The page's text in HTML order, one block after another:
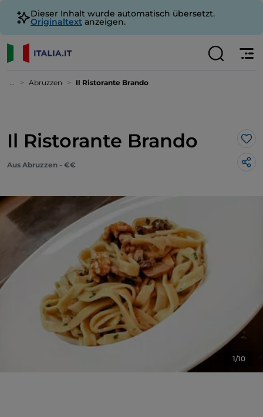
Dieser Inhalt wurde automatisch übersetzt.
Originaltext anzeigen.
... Abruzzen Il Ristorante Brando
Il Ristorante Brando
Aus Abruzzen - €€
1/10